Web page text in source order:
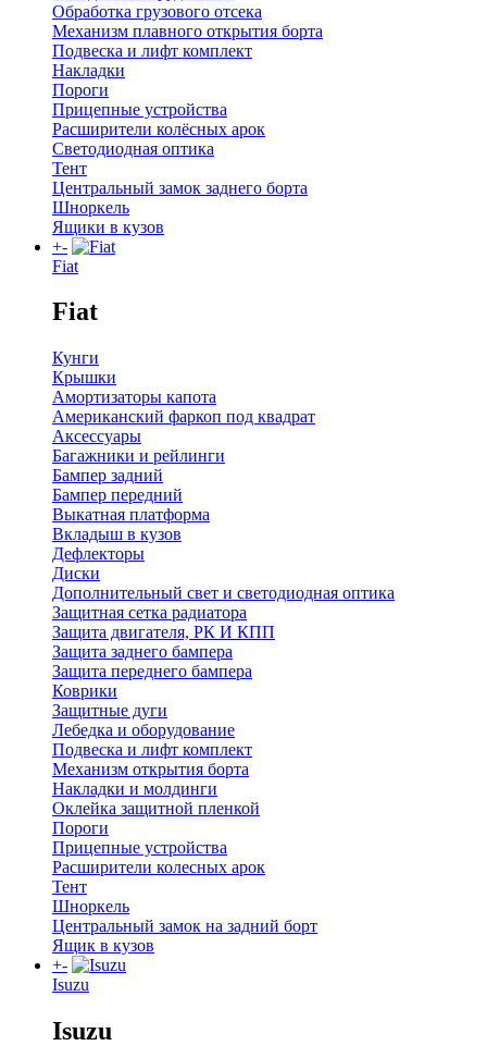
Обработка грузового отсека
Механизм плавного открытия борта
Подвеска и лифт комплект
Накладки
Пороги
Прицепные устройства
Расширители колёсных арок
Светодиодная оптика
Тент
Центральный замок заднего борта
Шноркель
Ящики в кузов
+-
Fiat
Fiat
Кунги
Крышки
Амортизаторы капота
Американский фаркоп под квадрат
Аксессуары
Багажники и рейлинги
Бампер задний
Бампер передний
Выкатная платформа
Вкладыш в кузов
Дефлекторы
Диски
Дополнительный свет и светодиодная оптика
Защитная сетка радиатора
Защита двигателя, РК И КПП
Защита заднего бампера
Защита переднего бампера
Коврики
Защитные дуги
Лебедка и оборудование
Подвеска и лифт комплект
Механизм открытия борта
Накладки и молдинги
Оклейка защитной пленкой
Пороги
Прицепные устройства
Расширители колесных арок
Тент
Шноркель
Центральный замок на задний борт
Ящик в кузов
+-
Isuzu
Isuzu